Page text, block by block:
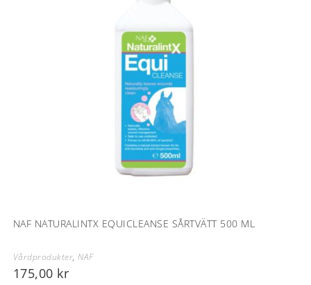
NAF NATURALINTX EQUICLEANSE SÅRTVÄTT 500 ML
Vårdprodukter,NAF
175,00 kr